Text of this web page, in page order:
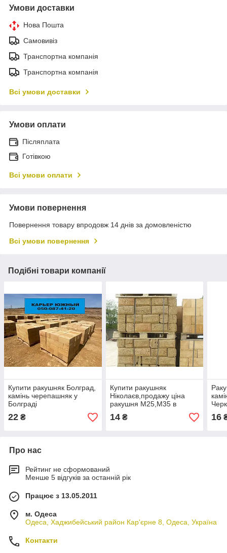
Умови доставки
Нова Пошта
Самовивіз
Транспортна компанія
Транспортна компанія
Всі умови доставки
Умови оплати
Післяплата
Готівкою
Всі умови оплати
Умови повернення
Повернення товару впродовж 14 днів за домовленістю
Всі умови повернення
Подібні товари компанії
Купити ракушняк Болград,
камінь черепашняк у
Болграді
22 ₴
Купити ракушняк
Ніколаєв,продажу ціна
ракушня М25,М35 в
14₴ 16
Про нас
Рейтинг не сформований
Менше 5 відгуків за останній рік
Працює з 13.05.2011
м. Одеса
Одеса, Хаджибейський район Кар'єрне 8, Одеса, Україна
Контакти